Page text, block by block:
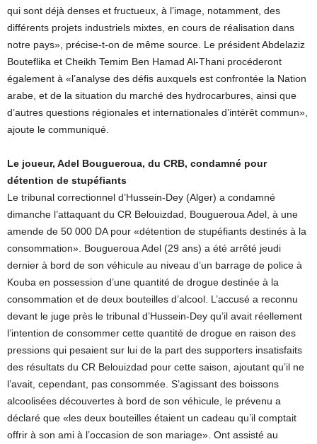
qui sont déjà denses et fructueux, à l’image, notamment, des
différents projets industriels mixtes, en cours de réalisation dans
notre pays», précise-t-on de même source. Le président Abdelaziz
Bouteflika et Cheikh Temim Ben Hamad Al-Thani procéderont
également à «l’analyse des défis auxquels est confrontée la Nation
arabe, et de la situation du marché des hydrocarbures, ainsi que
d’autres questions régionales et internationales d’intérêt commun»,
ajoute le communiqué.
Le joueur, Adel Bougueroua, du CRB, condamné pour
détention de stupéfiants
Le tribunal correctionnel d’Hussein-Dey (Alger) a condamné
dimanche l’attaquant du CR Belouizdad, Bougueroua Adel, à une
amende de 50 000 DA pour «détention de stupéfiants destinés à la
consommation». Bougueroua Adel (29 ans) a été arrêté jeudi
dernier à bord de son véhicule au niveau d’un barrage de police à
Kouba en possession d’une quantité de drogue destinée à la
consommation et de deux bouteilles d’alcool. L’accusé a reconnu
devant le juge près le tribunal d’Hussein-Dey qu’il avait réellement
l’intention de consommer cette quantité de drogue en raison des
pressions qui pesaient sur lui de la part des supporters insatisfaits
des résultats du CR Belouizdad pour cette saison, ajoutant qu’il ne
l’avait, cependant, pas consommée. S’agissant des boissons
alcoolisées découvertes à bord de son véhicule, le prévenu a
déclaré que «les deux bouteilles étaient un cadeau qu’il comptait
offrir à son ami à l’occasion de son mariage». Ont assisté au